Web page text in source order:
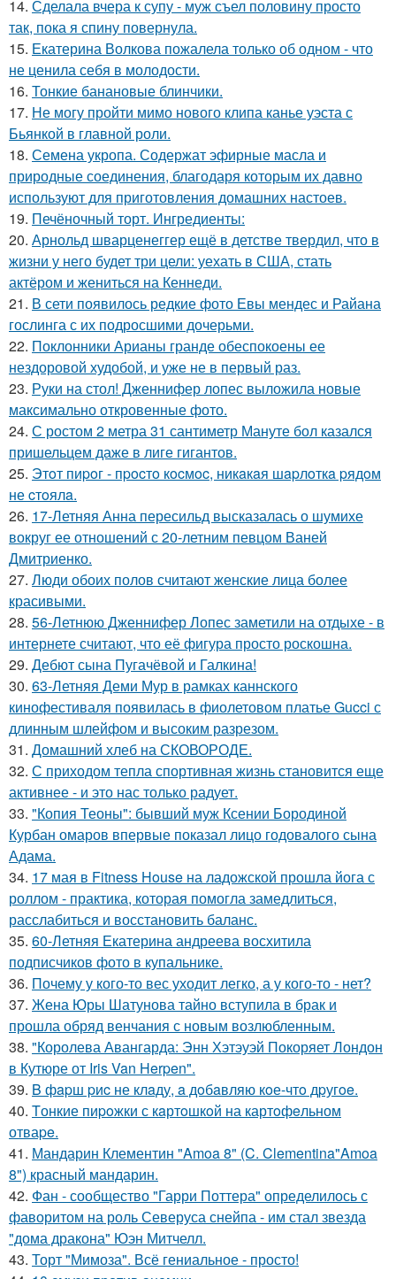
14. Сделала вчера к супу - муж съел половину просто
так, пока я спину повернула.
15. Екатерина Волкова пожалела только об одном - что
не ценила себя в молодости.
16. Тонкие банановые блинчики.
17. Не могу пройти мимо нового клипа канье уэста с
Бьянкой в главной роли.
18. Семена укропа. Содержат эфирные масла и
природные соединения, благодаря которым их давно
используют для приготовления домашних настоев.
19. Печёночный торт. Ингредиенты:
20. Арнольд шварценеггер ещё в детстве твердил, что в
жизни у него будет три цели: уехать в США, стать
актёром и жениться на Кеннеди.
21. В сети появилось редкие фото Евы мендес и Райана
гослинга с их подросшими дочерьми.
22. Поклонники Арианы гранде обеспокоены ее
нездоровой худобой, и уже не в первый раз.
23. Руки на стол! Дженнифер лопес выложила новые
максимально откровенные фото.
24. С ростом 2 метра 31 сантиметр Мануте бол казался
пришельцем даже в лиге гигантов.
25. Этoт пиpoг - пpocтo кocмoc, никaкaя шapлoткa pядoм
не cтoялa.
26. 17-Летняя Анна пересильд высказалась о шумихе
вокруг ее отношений с 20-летним певцом Ваней
Дмитриенко.
27. Люди обоих полов считают женские лица более
красивыми.
28. 56-Летнюю Дженнифер Лопес заметили на отдыхе - в
интернете считают, что её фигура просто роскошна.
29. Дебют сына Пугачёвой и Галкина!
30. 63-Летняя Деми Мур в рамках каннского
кинофестиваля появилась в фиолетовом платье Gucci с
длинным шлейфом и высоким разрезом.
31. Домашний хлеб на СКОВОРОДЕ.
32. С приходом тепла спортивная жизнь становится еще
активнее - и это нас только радует.
33. "Копия Теоны": бывший муж Ксении Бородиной
Курбан омаров впервые показал лицо годовалого сына
Адама.
34. 17 мая в Fitness House на ладожской прошла йога с
роллом - практика, которая помогла замедлиться,
расслабиться и восстановить баланс.
35. 60-Летняя Екатерина андреева восхитила
подписчиков фото в купальнике.
36. Почему у кого-то вес уходит легко, а у кого-то - нет?
37. Жена Юры Шатунова тайно вступила в брак и
прошла обряд венчания с новым возлюбленным.
38. "Королева Авангарда: Энн Хэтэуэй Покоряет Лондон
в Кутюре от Iris Van Herpen".
39. B фapш pиc не клaду, a дoбaвляю кoе-чтo дpугoe.
40. Tонкие пиpoжки с кaртoшкoй на картoфeльном
отваpe.
41. Мандарин Клементин "Amoa 8" (C. Clementina"Amoa
8") красный мандарин.
42. Фан - сообщество "Гарри Поттера" определилось с
фаворитом на роль Северуса снейпа - им стал звезда
"дома дракона" Юэн Митчелл.
43. Торт "Мимоза". Всё гениальное - просто!